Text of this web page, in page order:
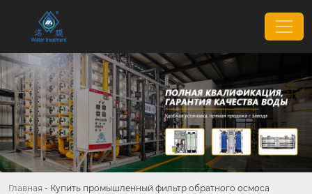
Главная - Купить промышленный фильтр обратного осмоса